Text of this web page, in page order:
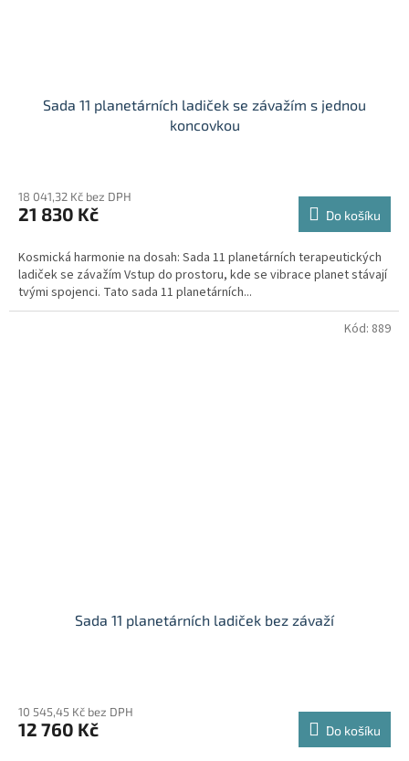
Sada 11 planetárních ladiček se závažím s jednou
koncovkou
18 041,32 Kč bez DPH
21 830 Kč Do košíku
Kosmická harmonie na dosah: Sada 11 planetárních terapeutických
ladiček se závažím Vstup do prostoru, kde se vibrace planet stávají
tvými spojenci. Tato sada 11 planetárních...
Sada 11 planetárních ladiček bez závaží
10 545,45 Kč bez DPH
12 760 Kč Do košíku
Kód: 889